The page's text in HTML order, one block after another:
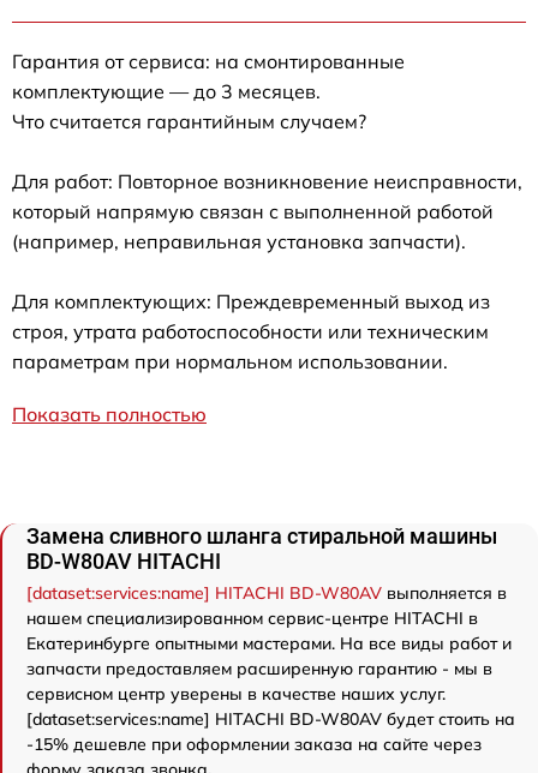
Гарантия от сервиса: на смонтированные
комплектующие — до 3 месяцев.
Что считается гарантийным случаем?
Для работ: Повторное возникновение неисправности,
который напрямую связан с выполненной работой
(например, неправильная установка запчасти).
Для комплектующих: Преждевременный выход из
строя, утрата работоспособности или техническим
параметрам при нормальном использовании.
Показать полностью
Замена сливного шланга стиральной машины
BD-W80AV HITACHI
[dataset:services:name] HITACHI BD-W80AV выполняется в
нашем специализированном сервис-центре HITACHI в
Екатеринбурге опытными мастерами. На все виды работ и
запчасти предоставляем расширенную гарантию - мы в
сервисном центр уверены в качестве наших услуг.
[dataset:services:name] HITACHI BD-W80AV будет стоить на
-15% дешевле при оформлении заказа на сайте через